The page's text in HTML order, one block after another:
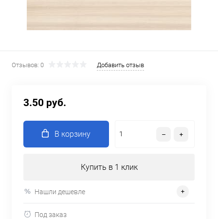
Отзывов: 0 Добавить отзыв
3.50 руб.
В корзину
Купить в 1 клик
Нашли дешевле
Под заказ